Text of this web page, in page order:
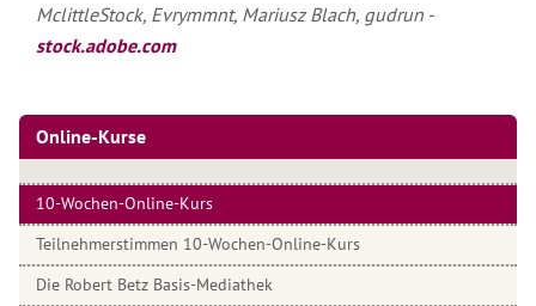
MclittleStock, Evrymmnt, Mariusz Blach, gudrun -
stock.adobe.com
Online-Kurse
10-Wochen-Online-Kurs
Teilnehmerstimmen 10-Wochen-Online-Kurs
Die Robert Betz Basis-Mediathek